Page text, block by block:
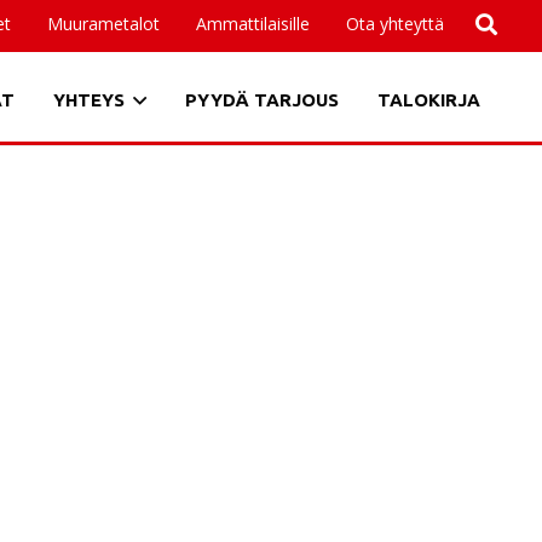
Muurametalot Ammattilaisille Ota yhteyttä
YHTEYS PYYDÄ TARJOUS TALOKIRJA